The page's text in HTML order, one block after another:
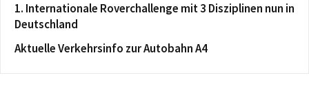
1. Internationale Roverchallenge mit 3 Disziplinen nun in
Deutschland
Aktuelle Verkehrsinfo zur Autobahn A4